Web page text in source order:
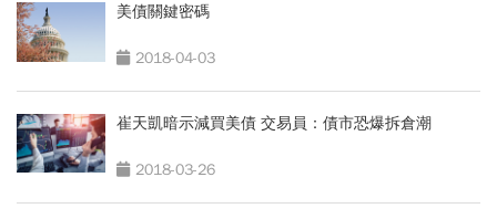
美債關鍵密碼
2018-04-03
崔天凱暗示減買美債 交易員：債市恐爆拆倉潮
2018-03-26